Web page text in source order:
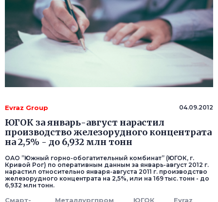
Evraz Group 04.09.2012
ЮГОК за январь-август нарастил
производство железорудного концентрата
на 2,5% - до 6,932 млн тонн
ОАО ”Южный горно-обогатительный комбинат” (ЮГОК, г.
Кривой Рог) по оперативным данным за январь-август 2012 г.
нарастил относительно января-августа 2011 г. производство
железорудного концентрата на 2,5%, или на 169 тыс. тонн - до
6,932 млн тонн.
Смарт- Металлургпром ЮГОК Evraz